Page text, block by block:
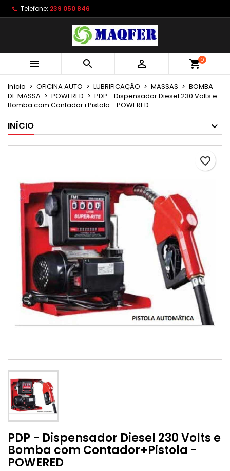
Telefone: 239 050 846
   shopping_cart0
Início OFICINA AUTO LUBRIFICAÇÃO MASSAS
BOMBA
DE MASSA
POWERED
PDP - Dispensador Diesel 230 Volts e
Bomba com Contador+Pistola - POWERED
INÍCIO
PDP - Dispensador Diesel 230 Volts e
Bomba com Contador+Pistola -
POWERED
favorite_border
As minhas listas de desejos ×
Criar uma lista
Criar lista de desejos ×
Nome da lista de desejos
Cancelar Criar lista de desejos
Entrar ×
É necessário ter sessão iniciada para guardar
produtos na sua lista de desejos.
Cancelar Entrar